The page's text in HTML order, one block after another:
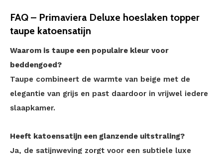
FAQ – Primaviera Deluxe hoeslaken topper
taupe katoensatijn
Waarom is taupe een populaire kleur voor
beddengoed?
Taupe combineert de warmte van beige met de
elegantie van grijs en past daardoor in vrijwel iedere
slaapkamer.
Heeft katoensatijn een glanzende uitstraling?
Ja, de satijnweving zorgt voor een subtiele luxe